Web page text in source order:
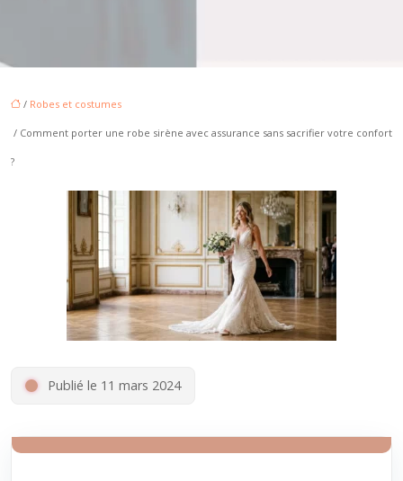
/ Robes et costumes
/ Comment porter une robe sirène avec assurance sans sacrifier votre confort
?
Publié le 11 mars 2024